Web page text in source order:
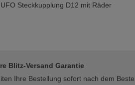
Steckkupplung D12 mit Räder
Blitz-Versand Garantie
Ihre Bestellung sofort nach dem